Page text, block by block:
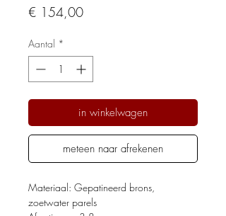
€ 154,00Prijs
Aantal *
in winkelwagen
meteen naar afrekenen
Materiaal: Gepatineerd brons,
zoetwater parels